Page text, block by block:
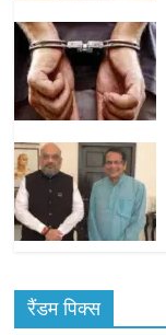
रैंडम पिक्स